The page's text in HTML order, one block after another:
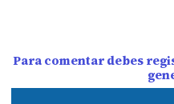
Para comentar debes